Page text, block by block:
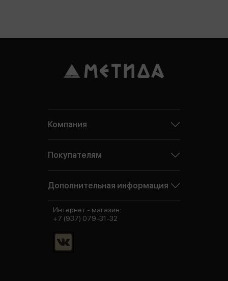
Компания
Покупателям
Дополнительная информация
Интернет - магазин:
+7 (937) 079-31-32